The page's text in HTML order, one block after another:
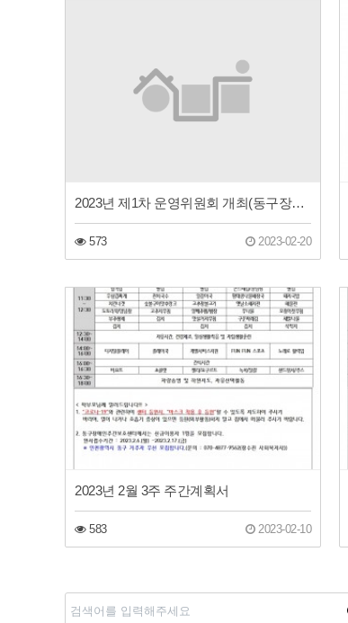
2023년 제1차 운영위원회 개최(동구장애인주간보호센터)
573 2023-02-20
2023년 2월 3주 주간계획서
583 2023-02-10